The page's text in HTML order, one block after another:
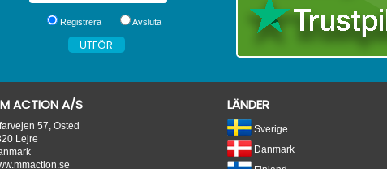
Registrera Avsluta
ACTION A/S
57, Osted
Lejre
LÄNDER
Sverige
Danmark